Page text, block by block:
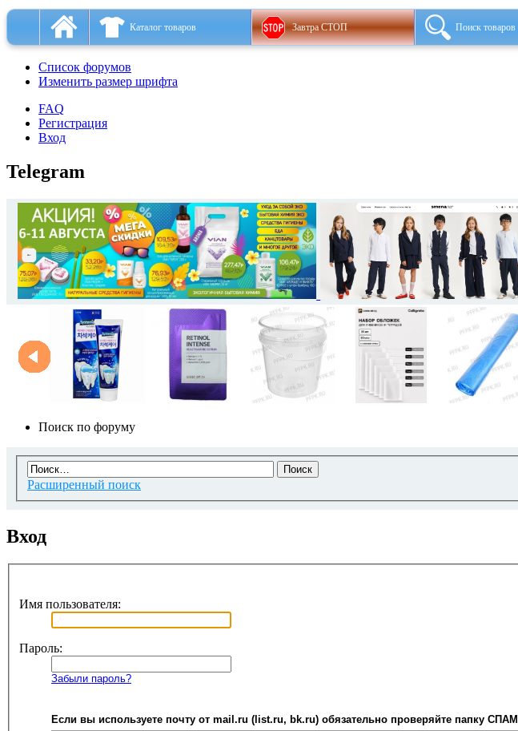
Каталог товаров Завтра СТОП Поиск товаров
Список форумов
Изменить размер шрифта
FAQ
Регистрация
Вход
Telegram
Поиск по форуму
Расширенный поиск
Вход
Имя пользователя:
Пароль:
Забыли пароль?
Если вы используете почту от mail.ru (list.ru, bk.ru) обязательно проверяйте папку